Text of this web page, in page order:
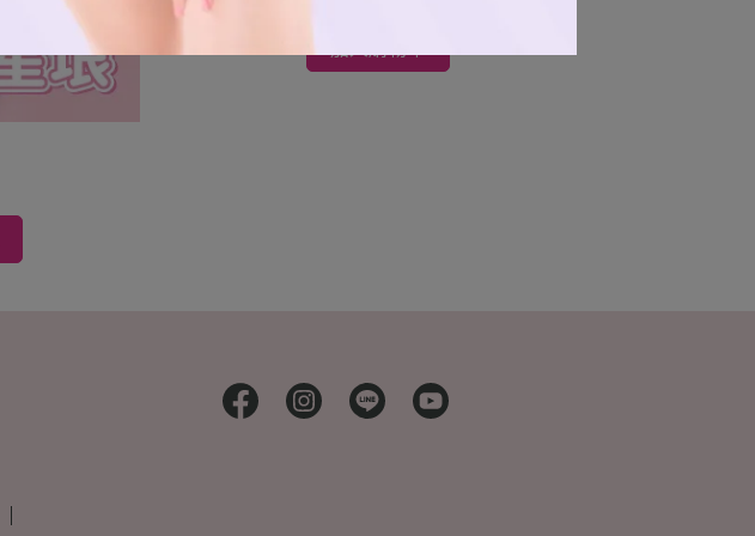
加入購物車